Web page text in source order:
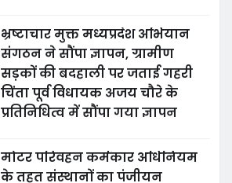
भ्रष्टाचार मुक्त मध्यप्रदेश अभियान
संगठन ने सौंपा ज्ञापन, ग्रामीण
सड़कों की बदहाली पर जताई गहरी
चिंता पूर्व विधायक अजय चौरे के
प्रतिनिधित्व में सौंपा गया ज्ञापन
मोटर परिवहन कर्मकार अधिनियम
के तहत संस्थानों का पंजीयन